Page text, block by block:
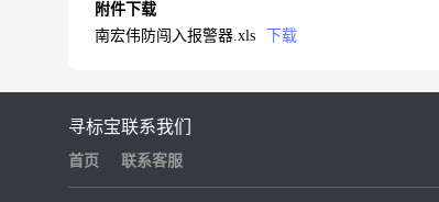
附件下载
南宏伟防闯入报警器.xls
下载
寻标宝
首页
联系我们
联系客服